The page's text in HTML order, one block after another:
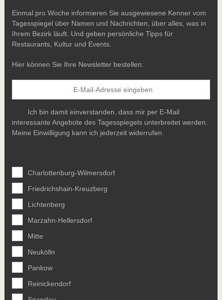
Einmal pro Woche informieren Sie ausgewiesene Kenner vom
Tagesspiegel über Namen und Nachrichten, über alles, was in
Ihrem Bezirk läuft. Und geben persönliche Tipps für
Restaurants, Kultur und Events.
Hier können Sie Ihre Newsletter bestellen:
Ich bin damit einverstanden, dass mir per E-Mail
interessante Angebote des Tagesspiegels unterbreitet werden.
Meine Einwilligung kann ich jederzeit widerrufen.
Charlottenburg-Wilmersdorf
Friedrichshain-Kreuzberg
Lichtenberg
Marzahn-Hellersdorf
Mitte
Neukölln
Pankow
Reinickendorf